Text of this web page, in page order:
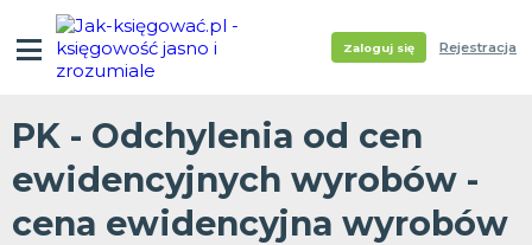
Zaloguj się Rejestracja
PK - Odchylenia od cen
ewidencyjnych wyrobów -
cena ewidencyjna wyrobów